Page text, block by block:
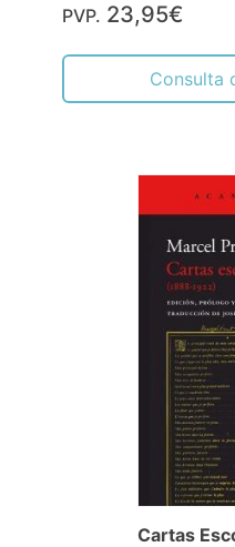
PVP. 23,95€
Consulta
Cartas